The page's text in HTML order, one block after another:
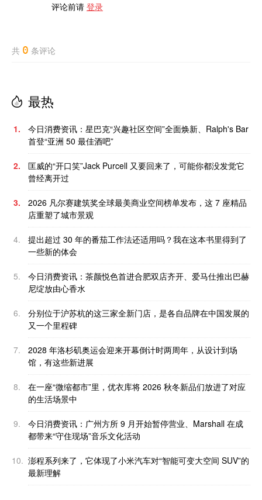
评论前请 登录
共 0 条评论
最热
1.
今日消费资讯：星巴克“兴趣社区空间”全面焕新、Ralph's Bar
首登“亚洲 50 最佳酒吧”
2.
匡威的“开口笑”Jack Purcell 又要回来了，可能你都没发觉它
曾经离开过
3.
2026 凡尔赛建筑奖全球最美商业空间榜单发布，这 7 座精品
店重塑了城市景观
4.
提出超过 30 年的番茄工作法还适用吗？我在这本书里得到了
一些新的体会
5.
今日消费资讯：茶颜悦色首进合肥双店齐开、爱马仕推出巴赫
尼绽放由心香水
6.
分别位于沪苏杭的这三家全新门店，是各自品牌在中国发展的
又一个里程碑
7.
2028 年洛杉矶奥运会迎来开幕倒计时两周年，从设计到场
馆，有这些新进展
8.
在一座“微缩都市”里，优衣库将 2026 秋冬新品们放进了对应
的生活场景中
9.
今日消费资讯：广州方所 9 月开始暂停营业、Marshall 在成
都带来“守住现场”音乐文化活动
10. 澎程系列来了，它体现了小米汽车对“智能可变大空间 SUV”的
最新理解